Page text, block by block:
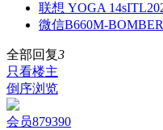
联想 YOGA
微信B660M-
全部回复3
只看楼主
倒序浏览
会员879390